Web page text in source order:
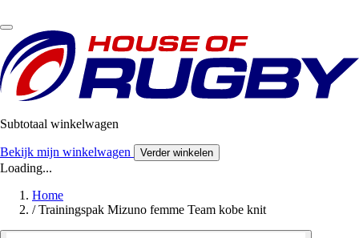
Subtotaal winkelwagen
Bekijk mijn winkelwagen Verder winkelen
Loading...
Home
/ Trainingspak Mizuno femme Team kobe knit